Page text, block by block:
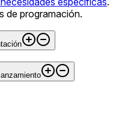
de programación.